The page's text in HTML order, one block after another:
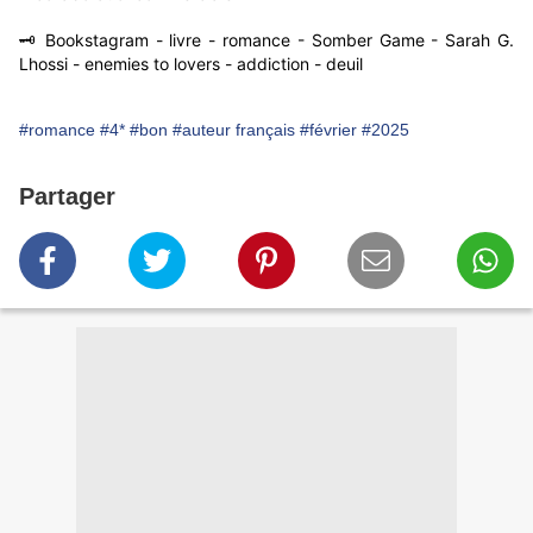
🗝️ Bookstagram - livre - romance - Somber Game - Sarah G.
Lhossi - enemies to lovers - addiction - deuil
#romance #4* #bon #auteur français #février #2025
Partager